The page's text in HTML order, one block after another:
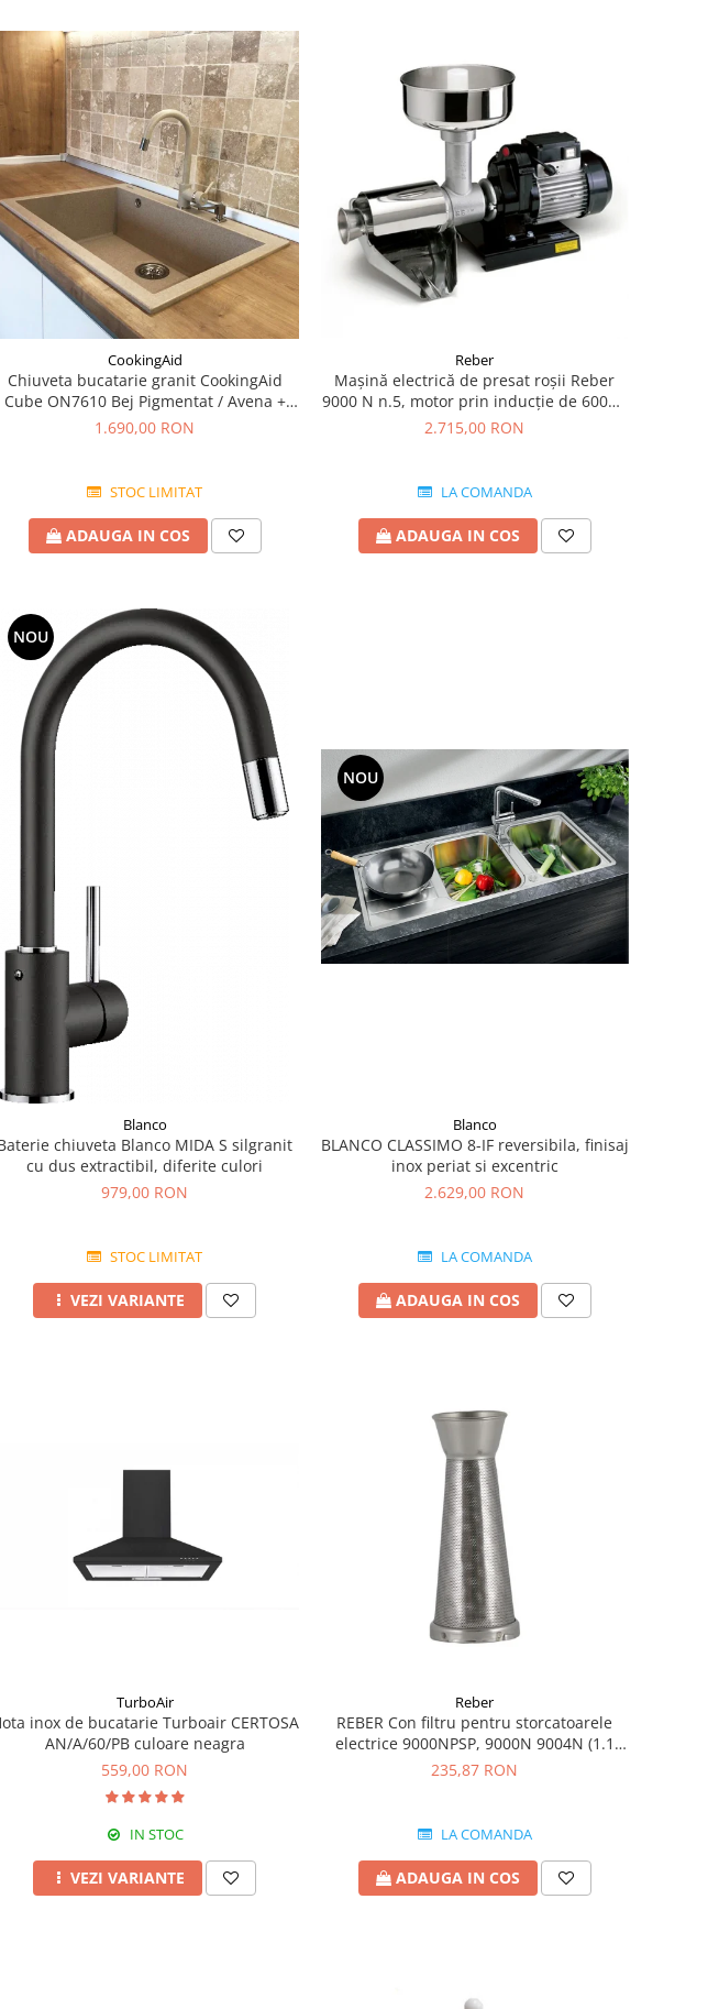
CookingAid
Chiuveta bucatarie granit CookingAid
Cube ON7610 Bej Pigmentat / Avena +
accesorii montaj
1.690,00 RON
STOC LIMITAT
ADAUGA IN COS
Reber
Mașină electrică de presat roşii Reber
9000 N n.5, motor prin inducție de 600W,
producție pana la 350kg/h
2.715,00 RON
LA COMANDA
ADAUGA IN COS
NOU
Blanco
chiuveta Blanco MIDA S silgranit
cu dus extractibil, diferite culori
979,00 RON
STOC LIMITAT
VEZI VARIANTE
NOU
Blanco
BLANCO CLASSIMO 8-IF reversibila, finisaj
inox periat si excentric
2.629,00 RON
LA COMANDA
ADAUGA IN COS
TurboAir
inox de bucatarie Turboair CERTOSA
AN/A/60/PB culoare neagra
559,00 RON
IN STOC
VEZI VARIANTE
Reber
REBER Con filtru pentru storcatoarele
electrice 9000NPSP, 9000N 9004N (1.1
mm)
235,87 RON
LA COMANDA
ADAUGA IN COS